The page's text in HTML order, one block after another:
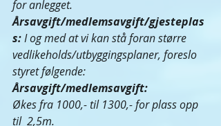
for anlegget.
Årsavgift/medlemsavgift/gjesteplas
s: I og med at vi kan stå foran større
vedlikeholds/utbyggingsplaner, foreslo
styret følgende:
Årsavgift/medlemsavgift:
Økes fra 1000,- til 1300,- for plass opp
til  2,5m.